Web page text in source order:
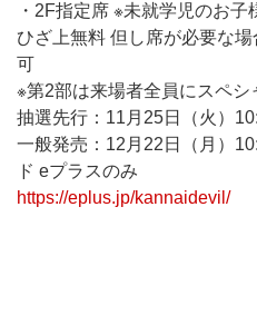
・2F指定席 ※未就学児のお
ひざ上無料 但し席が必要な
可
※第2部は来場者全員にスペシ
抽選先行：11月25日（火）
一般発売：12月22日（月）
ド eプラスのみ
https://eplus.jp/kannaidevil/